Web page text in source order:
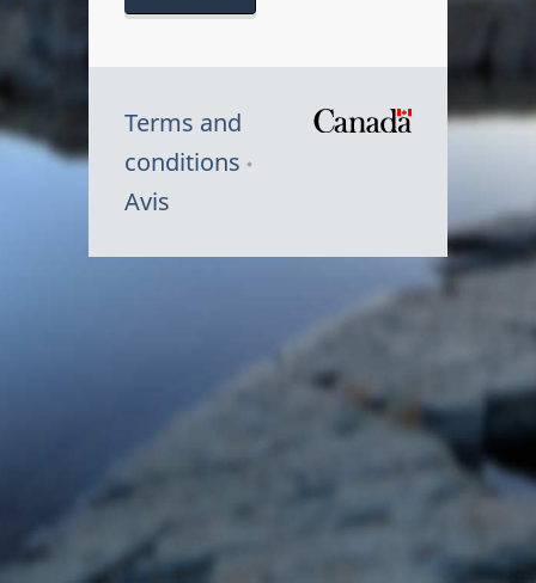
Terms and
conditions
Avis
du